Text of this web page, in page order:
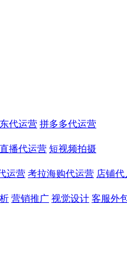
代运营 拼多多代运营
直播代运营 短视频拍摄
运营 考拉海购代运营 店铺代
营销推广 视觉设计 客服外